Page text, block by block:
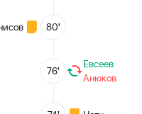
80’
76’
Евсеев
Анюков